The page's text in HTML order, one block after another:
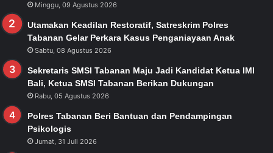
Minggu, 09 Agustus 2026
Utamakan Keadilan Restoratif, Satreskrim Polres
Tabanan Gelar Perkara Kasus Penganiayaan Anak
Sabtu, 08 Agustus 2026
Sekretaris SMSI Tabanan Maju Jadi Kandidat Ketua IMI
Bali, Ketua SMSI Tabanan Berikan Dukungan
Rabu, 05 Agustus 2026
Polres Tabanan Beri Bantuan dan Pendampingan
Psikologis
Jumat, 31 Juli 2026